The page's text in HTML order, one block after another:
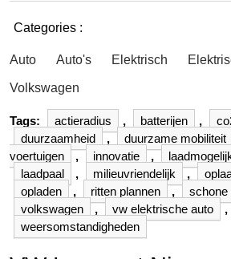
Categories :
Auto Auto's Elektrisch
Volkswagen
Tags: actieradius , batterijen ,
duurzaamheid
, duurzame mobiliteit
voertuigen
, innovatie ,
laadpaal
, milieuvriendelijk ,
opladen
, ritten plannen , schone
volkswagen
, vw elektrische auto
,
weersomstandigheden